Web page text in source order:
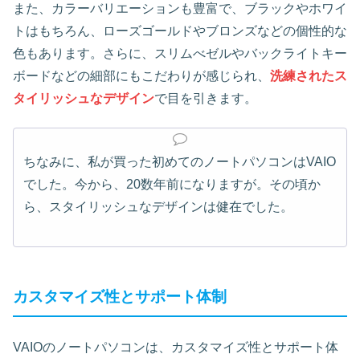
また、カラーバリエーションも豊富で、ブラックやホワイ
トはもちろん、ローズゴールドやブロンズなどの個性的な
色もあります。さらに、スリムべゼルやバックライトキー
ボードなどの細部にもこだわりが感じられ、 洗練されたス
タイリッシュなデザインで目を引きます。
ちなみに、私が買った初めてのノートパソコンはVAIO
でした。今から、20数年前になりますが。その頃か
ら、スタイリッシュなデザインは健在でした。
カスタマイズ性とサポート体制
VAIOのノートパソコンは、カスタマイズ性とサポート体